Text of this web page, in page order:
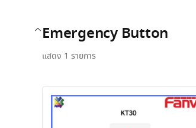
Emergency Button
แสดง 1 รายการ